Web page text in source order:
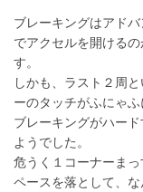
ブレーキングはアド
でアクセルを開ける
す。
しかも、ラスト２周
ーのタッチがふにゃふ
ブレーキングがハー
ようでした。
危うく１コーナーま
ペースを落として、